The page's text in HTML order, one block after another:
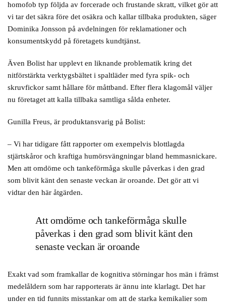
homofob typ följda av forcerade och frustande skratt, vilket gör att
vi tar det säkra före det osäkra och kallar tillbaka produkten, säger
Dominika Jonsson på avdelningen för reklamationer och
konsumentskydd på företagets kundtjänst.
Även Bolist har upplevt en liknande problematik kring det
nitförstärkta verktygsbältet i spaltläder med fyra spik- och
skruvfickor samt hållare för måttband. Efter flera klagomål väljer
nu företaget att kalla tillbaka samtliga sålda enheter.
Gunilla Freus, är produktansvarig på Bolist:
– Vi har tidigare fått rapporter om exempelvis blottlagda
stjärtskåror och kraftiga humörsvängningar bland hemmasnickare.
Men att omdöme och tankeförmåga skulle påverkas i den grad
som blivit känt den senaste veckan är oroande. Det gör att vi
vidtar den här åtgärden.
Att omdöme och tankeförmåga skulle
påverkas i den grad som blivit känt den
senaste veckan är oroande
Exakt vad som framkallar de kognitiva störningar hos män i främst
medelåldern som har rapporterats är ännu inte klarlagt. Det har
under en tid funnits misstankar om att de starka kemikalier som